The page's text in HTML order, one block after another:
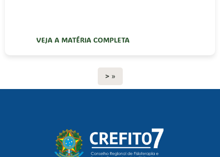
VEJA A MATÉRIA COMPLETA
> »